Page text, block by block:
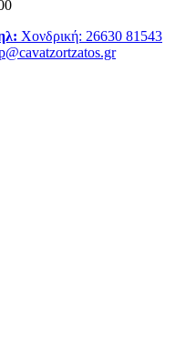
Χονδρική: 26630 81543